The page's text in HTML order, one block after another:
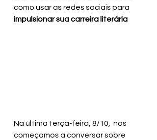
como usar as redes sociais para
impulsionar sua carreira literária
Na última terça-feira, 8/10,  nós
começamos a conversar sobre